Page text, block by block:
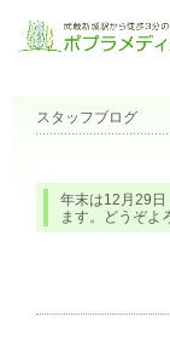
スタッフブログ
年末は12月29日
ます。どうぞよ